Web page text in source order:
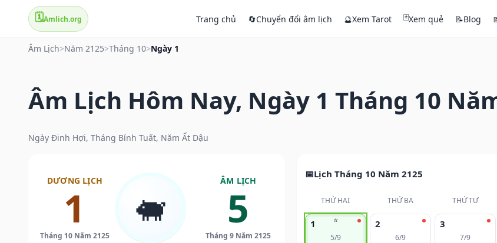
🗓️Amlich.org Trang chủ 🔄Chuyển đổi âm lịch 🔮Xem Tarot 🃏Xem quẻ 📝Blog
Âm Lịch>Năm 2125>Tháng 10>Ngày 1
Âm Lịch Hôm Nay, Ngày 1 Tháng 10
Ngày Đinh Hợi, Tháng Bính Tuất, Năm Ất Dậu
DƯƠNG LỊCH
1
Tháng 10 Năm 2125
🐖
ÂM LỊCH
5
Tháng 9 Năm 2125
Lịch Tháng 10 Năm 2125
THỨ HAI THỨ BA THỨ TƯ
⭐
1
5/9
2
6/9
3
7/9